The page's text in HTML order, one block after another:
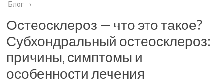
Блог ›
Остеосклероз — что это такое?
Субхондральный остеосклероз:
причины, симптомы и
особенности лечения